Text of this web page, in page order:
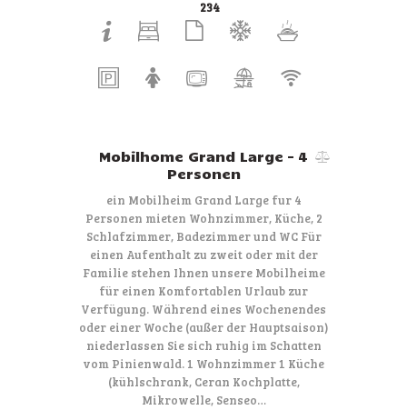
234
Mobilhome Grand Large – 4
Personen
ein Mobilheim Grand Large fur 4
Personen mieten Wohnzimmer, Küche, 2
Schlafzimmer, Badezimmer und WC Für
einen Aufenthalt zu zweit oder mit der
Familie stehen Ihnen unsere Mobilheime
für einen Komfortablen Urlaub zur
Verfügung. Während eines Wochenendes
oder einer Woche (außer der Hauptsaison)
niederlassen Sie sich ruhig im Schatten
vom Pinienwald. 1 Wohnzimmer 1 Küche
(kühlschrank, Ceran Kochplatte,
Mikrowelle, Senseo…